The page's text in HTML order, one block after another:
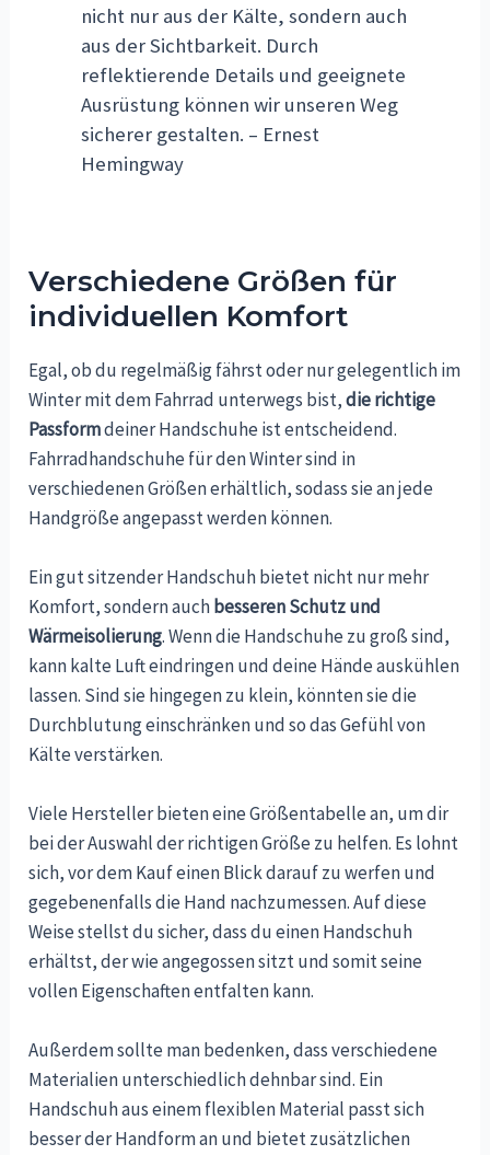
nicht nur aus der Kälte, sondern auch
aus der Sichtbarkeit. Durch
reflektierende Details und geeignete
Ausrüstung können wir unseren Weg
sicherer gestalten. – Ernest
Hemingway
Verschiedene Größen für
individuellen Komfort
Egal, ob du regelmäßig fährst oder nur gelegentlich im
Winter mit dem Fahrrad unterwegs bist,die richtige
Passformdeiner Handschuhe ist entscheidend.
Fahrradhandschuhe für den Winter sind in
verschiedenen Größen erhältlich, sodass sie an jede
Handgröße angepasst werden können.
Ein gut sitzender Handschuh bietet nicht nur mehr
Komfort, sondern auch besseren Schutz und
Wärmeisolierung. Wenn die Handschuhe zu groß sind,
kann kalte Luft eindringen und deine Hände auskühlen
lassen. Sind sie hingegen zu klein, könnten sie die
Durchblutung einschränken und so das Gefühl von
Kälte verstärken.
Viele Hersteller bieten eine Größentabelle an, um dir
bei der Auswahl der richtigen Größe zu helfen. Es lohnt
sich, vor dem Kauf einen Blick darauf zu werfen und
gegebenenfalls die Hand nachzumessen. Auf diese
Weise stellst du sicher, dass du einen Handschuh
erhältst, der wie angegossen sitzt und somit seine
vollen Eigenschaften entfalten kann.
Außerdem sollte man bedenken, dass verschiedene
Materialien unterschiedlich dehnbar sind. Ein
Handschuh aus einem flexiblen Material passt sich
besser der Handform an und bietet zusätzlichen